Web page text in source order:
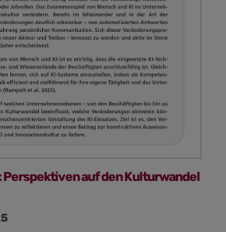
Perspektiven auf den Kulturwandel